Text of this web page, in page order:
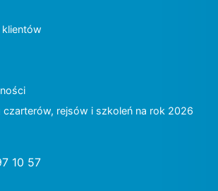
rejsów i szkoleń na rok 2026
10 57